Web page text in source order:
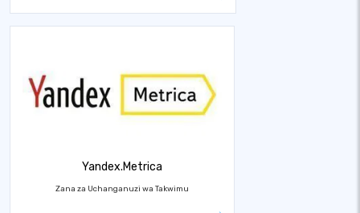
Yandex.Metrica
Zana za Uchanganuzi wa Takwimu